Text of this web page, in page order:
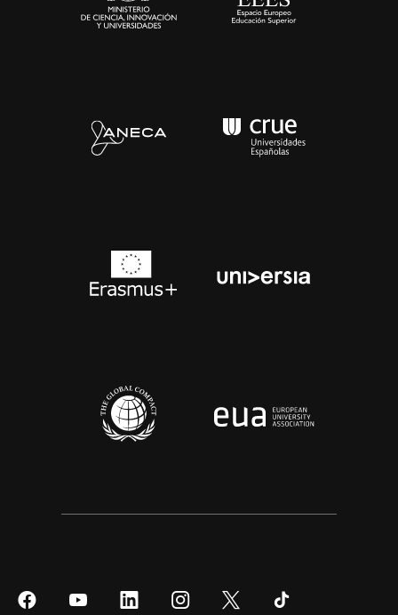
SíguenosSíguenos
SíguenosSíguenos
Síguenos